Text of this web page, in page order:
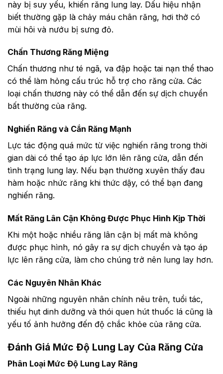
này bị suy yếu, khiến răng lung lay. Dấu hiệu nhận
biết thường gặp là chảy máu chân răng, hơi thở có
mùi hôi và nướu bị sưng đỏ.
Chấn Thương Răng Miệng
Chấn thương như té ngã, va đập hoặc tai nạn thể thao
có thể làm hỏng cấu trúc hỗ trợ cho răng cửa. Các
loại chấn thương này có thể dẫn đến sự dịch chuyển
bất thường của răng.
Nghiến Răng và Cắn Răng Mạnh
Lực tác động quá mức từ việc nghiến răng trong thời
gian dài có thể tạo áp lực lớn lên răng cửa, dẫn đến
tình trạng lung lay. Nếu bạn thường xuyên thấy đau
hàm hoặc nhức răng khi thức dậy, có thể bạn đang
nghiến răng.
Mất Răng Lân Cận Không Được Phục Hình Kịp Thời
Khi một hoặc nhiều răng lân cận bị mất mà không
được phục hình, nó gây ra sự dịch chuyển và tạo áp
lực lên răng cửa, làm cho chúng trở nên lung lay hơn.
Các Nguyên Nhân Khác
Ngoài những nguyên nhân chính nêu trên, tuổi tác,
thiếu hụt dinh dưỡng và thói quen hút thuốc lá cũng là
yếu tố ảnh hưởng đến độ chắc khỏe của răng cửa.
Đánh Giá Mức Độ Lung Lay Của Răng Cửa
Phân Loại Mức Độ Lung Lay Răng